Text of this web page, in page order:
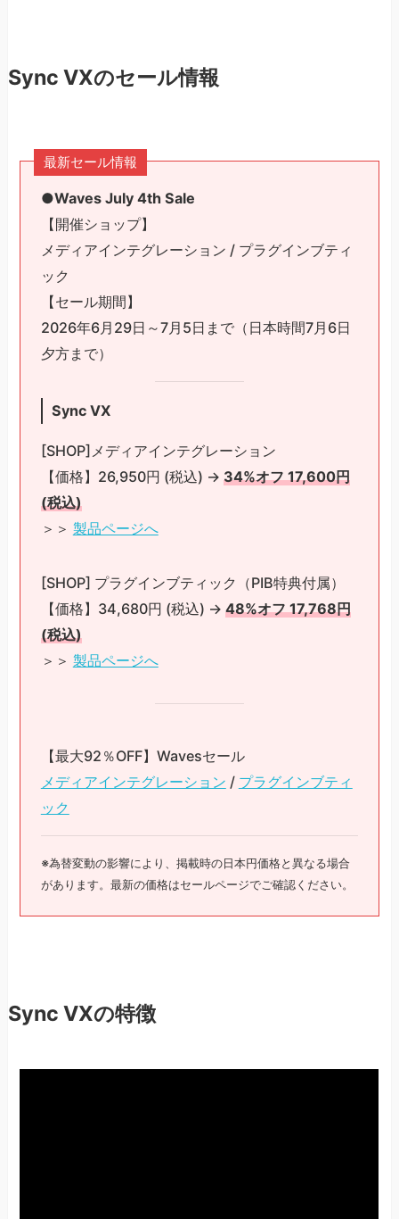
Sync VXのセール情報
最新セール情報
●Waves July 4th Sale
【開催ショップ】
メディアインテグレーション / プラグインブティ
ック
【セール期間】
2026年6月29日～7月5日まで（日本時間7月6日
夕方まで）
Sync VX
[SHOP]メディアインテグレーション
【価格】26,950円 (税込) → 34%オフ 17,600円
(税込)
＞＞ 製品ページへ
[SHOP] プラグインブティック（PIB特典付属）
【価格】34,680円 (税込) → 48%オフ 17,768円
(税込)
＞＞ 製品ページへ
【最大92％OFF】Wavesセール
メディアインテグレーション / プラグインブティ
ック
※為替変動の影響により、掲載時の日本円価格と異なる場合
があります。最新の価格はセールページでご確認ください。
Sync VXの特徴